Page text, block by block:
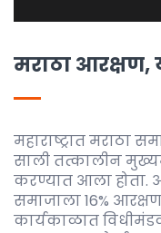
मराठा आरक्षण,
महाराष्ट्रात मराठा
साली तत्कालीन
करण्यात आला होता.
समाजाला 16%
कार्यकाळात